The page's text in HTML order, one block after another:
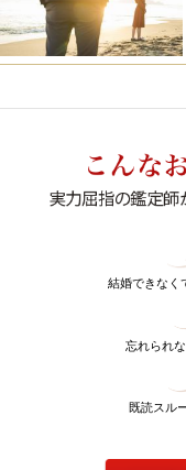
結婚できなく
忘れられ
既読スル